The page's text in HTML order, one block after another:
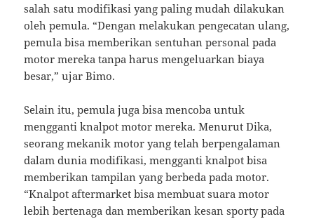
salah satu modifikasi yang paling mudah dilakukan
oleh pemula. “Dengan melakukan pengecatan ulang,
pemula bisa memberikan sentuhan personal pada
motor mereka tanpa harus mengeluarkan biaya
besar,” ujar Bimo.
Selain itu, pemula juga bisa mencoba untuk
mengganti knalpot motor mereka. Menurut Dika,
seorang mekanik motor yang telah berpengalaman
dalam dunia modifikasi, mengganti knalpot bisa
memberikan tampilan yang berbeda pada motor.
“Knalpot aftermarket bisa membuat suara motor
lebih bertenaga dan memberikan kesan sporty pada